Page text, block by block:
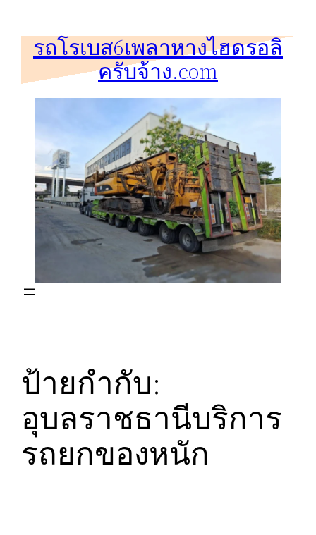
รถโรเบส6เพลาหางไฮดรอลิ
ครับจ้าง.com
ป้ายกำกับ:
อุบลราชธานีบริการ
รถยกของหนัก